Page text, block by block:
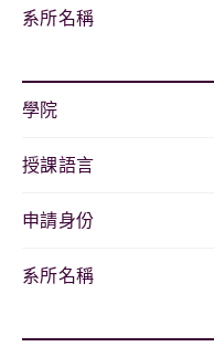
系所名稱
學院
授課語言
申請身份
系所名稱